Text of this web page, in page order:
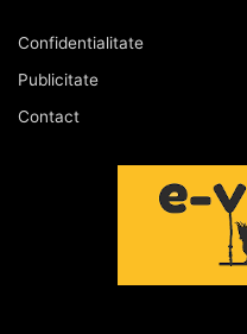
Confidentialitate
Publicitate
Contact